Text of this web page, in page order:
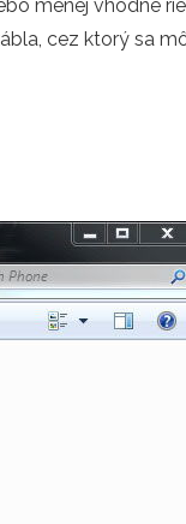
menej vhodné
cez ktorý sa